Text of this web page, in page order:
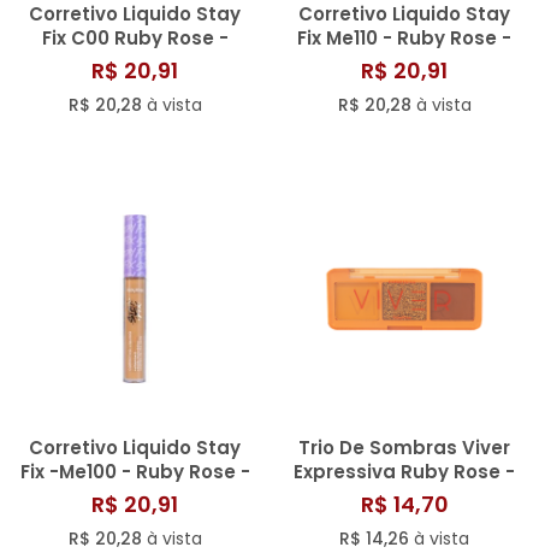
Corretivo Liquido Stay
Fix C00 Ruby Rose -
Hb9121
R$ 20,91
R$ 20,28 à vista
Corretivo Liquido Stay
Fix Me110 - Ruby Rose -
Hb9126
R$ 20,91
R$ 20,28 à vista
Corretivo Liquido Stay
Fix -Me100 - Ruby Rose -
Hb9125
R$ 20,91
R$ 20,28 à vista
Trio De Sombras Viver
Expressiva Ruby Rose -
Hbf5283
R$ 14,70
R$ 14,26 à vista